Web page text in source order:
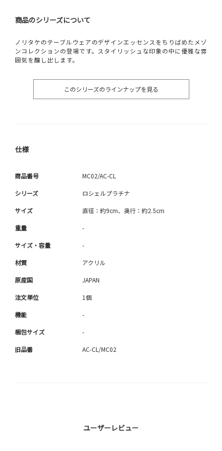
商品のシリーズについて
ノリタケのテーブルウェアのデザインエッセンスをちりばめたメゾ
ンコレクションの登場です。スタイリッシュな印象の中に優雅な雰
囲気を醸し出します。
このシリーズのラインナップを見る
仕様
商品番号 MC02/AC-CL
シリーズ ロシェルプラチナ
サイズ 直径：約9cm、奥行：約2.5cm
重量 -
サイズ・容量 -
材質 アクリル
原産国 JAPAN
注文単位 1個
機能 -
梱包サイズ -
旧品番 AC-CL/MC02
ユーザーレビュー